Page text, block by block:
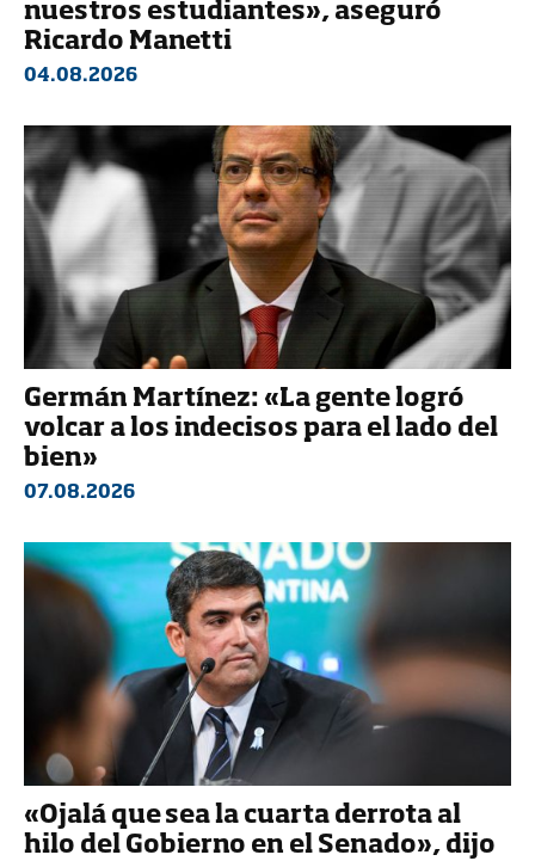
nuestros estudiantes», aseguró
Ricardo Manetti
04.08.2026
Germán Martínez: «La gente logró
volcar a los indecisos para el lado del
bien»
07.08.2026
«Ojalá que sea la cuarta derrota al
hilo del Gobierno en el Senado», dijo